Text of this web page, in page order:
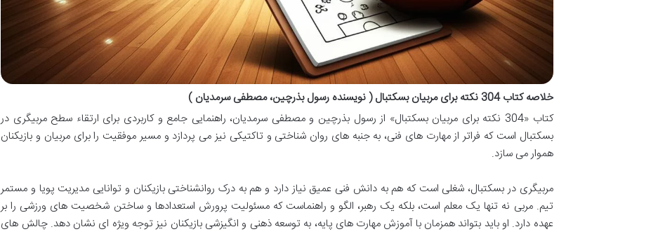
خلاصه کتاب 304 نکته برای مربیان بسکتبال ( نویسنده رسول بذرچین، مصطفی سرمدیان )
کتاب «304 نکته برای مربیان بسکتبال» از رسول بذرچین و مصطفی سرمدیان، راهنمایی جامع و کاربردی برای ارتقاء سطح مربیگری در
بسکتبال است که فراتر از مهارت های فنی، به جنبه های روان شناختی و تاکتیکی نیز می پردازد و مسیر موفقیت را برای مربیان و بازیکنان
هموار می سازد.
مربیگری در بسکتبال، شغلی است که هم به دانش فنی عمیق نیاز دارد و هم به درک روانشناختی بازیکنان و توانایی مدیریت پویا و مستمر
تیم. مربی نه تنها یک معلم است، بلکه یک رهبر، الگو و راهنماست که مسئولیت پرورش استعدادها و ساختن شخصیت های ورزشی را بر
عهده دارد. او باید بتواند همزمان با آموزش مهارت های پایه، به توسعه ذهنی و انگیزشی بازیکنان نیز توجه ویژه ای نشان دهد. چالش های